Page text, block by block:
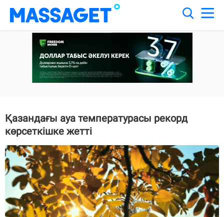
Қазандағы ауа температурасы рекорд
көрсеткішке жетті